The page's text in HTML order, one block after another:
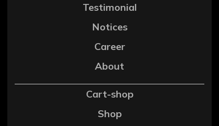
Testimonial
Notices
Career
About
Cart-shop
Shop